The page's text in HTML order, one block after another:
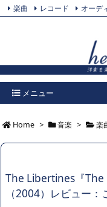
メニュー
楽曲 レコード オーデ
Home > 音楽 > 楽
The Libertines『The
（2004）レビュー